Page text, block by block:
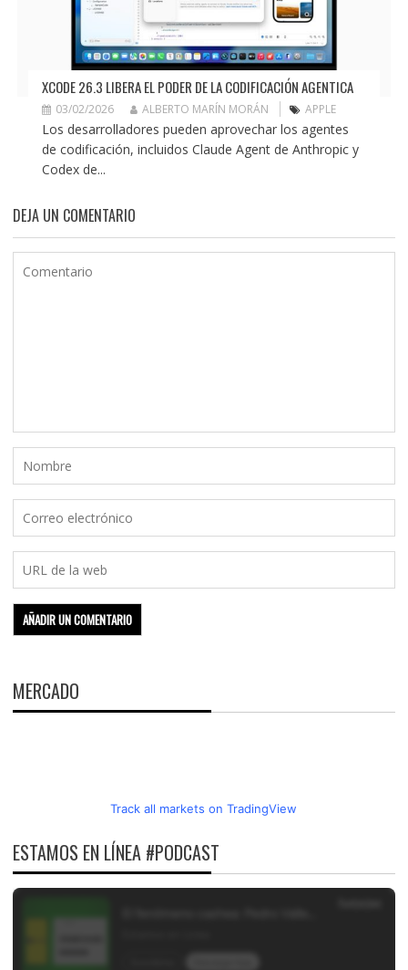
XCODE 26.3 LIBERA EL PODER DE LA CODIFICACIÓN AGENTICA
03/02/2026 ALBERTO MARÍN MORÁN APPLE
Los desarrolladores pueden aprovechar los agentes
de codificación, incluidos Claude Agent de Anthropic y
Codex de...
DEJA UN COMENTARIO
MERCADO
Track all markets on TradingView
ESTAMOS EN LÍNEA #PODCAST